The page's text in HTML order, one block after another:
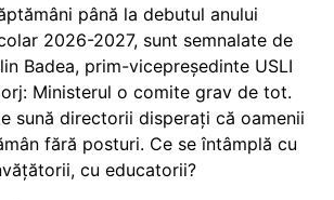
până la debutul anului
2026-2027, sunt semnalate de
Badea, prim-vicepreședinte USLI
Ministerul o comite grav de tot.
sună directorii disperați că oamenii
fără posturi. Ce se întâmplă cu
cu educatorii?